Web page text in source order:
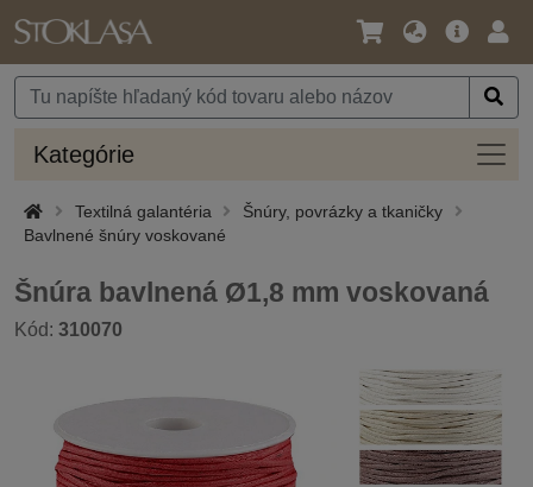
Jazyk
Mena
Hlavná
Kategórie
Textilná galantéria
Šnúry, povrázky a tkaničky
Bavlnené šnúry voskované
Šnúra bavlnená Ø1,8 mm voskovaná
Kód: 310070